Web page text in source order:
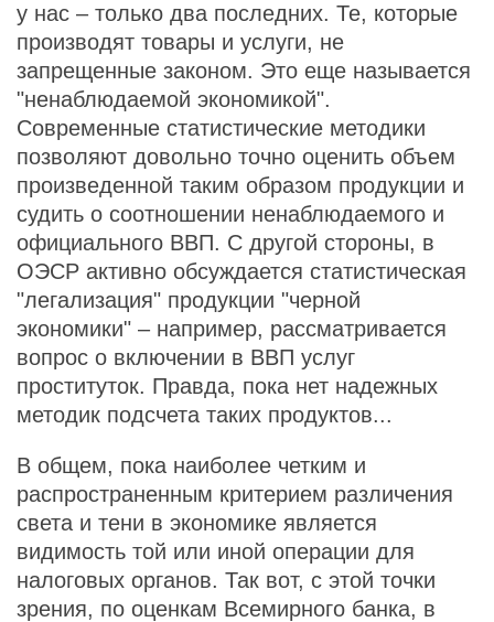
у нас – только два последних. Те, которые
производят товары и услуги, не
запрещенные законом. Это еще называется
"ненаблюдаемой экономикой".
Современные статистические методики
позволяют довольно точно оценить объем
произведенной таким образом продукции и
судить о соотношении ненаблюдаемого и
официального ВВП. С другой стороны, в
ОЭСР активно обсуждается статистическая
"легализация" продукции "черной
экономики" – например, рассматривается
вопрос о включении в ВВП услуг
проституток. Правда, пока нет надежных
методик подсчета таких продуктов...
В общем, пока наиболее четким и
распространенным критерием различения
света и тени в экономике является
видимость той или иной операции для
налоговых органов. Так вот, с этой точки
зрения, по оценкам Всемирного банка, в